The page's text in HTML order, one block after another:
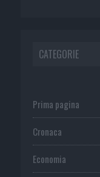
CATEGORIE
Prima pagina
Cronaca
Economia